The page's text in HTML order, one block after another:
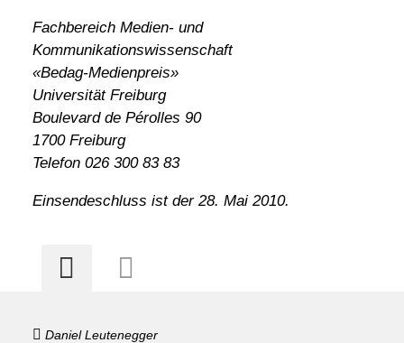
Fachbereich Medien- und
Kommunikationswissenschaft
«Bedag-Medienpreis»
Universität Freiburg
Boulevard de Pérolles 90
1700 Freiburg
Telefon 026 300 83 83
Einsendeschluss ist der 28. Mai 2010.
Daniel Leutenegger